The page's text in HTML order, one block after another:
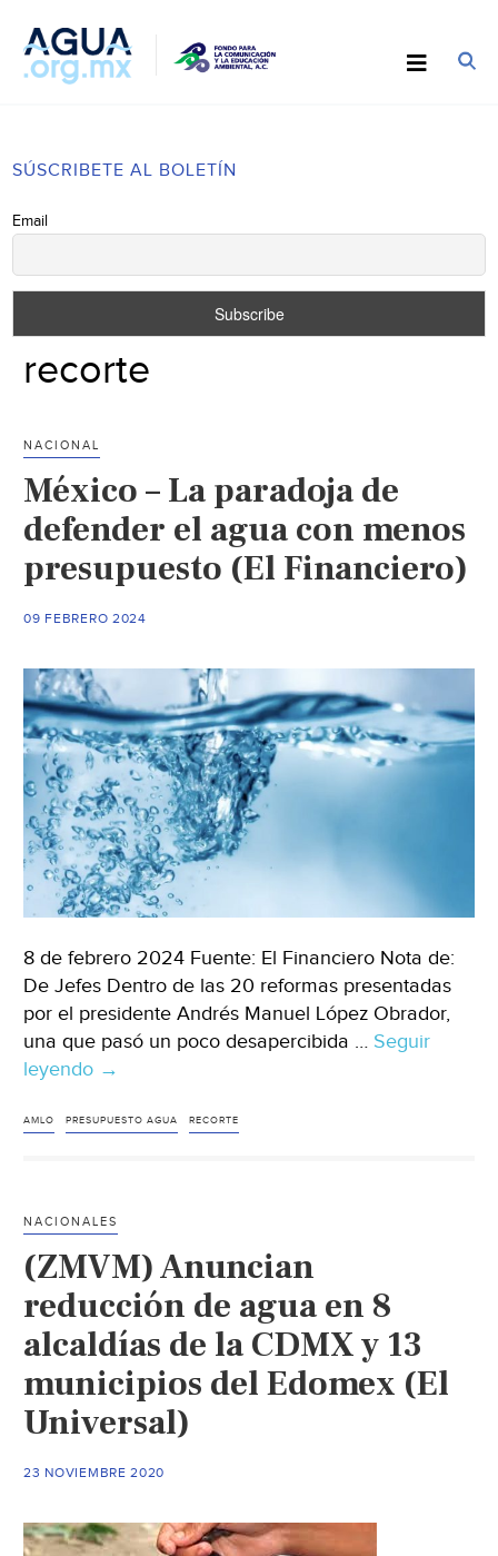
SÚSCRIBETE AL BOLETÍN
Email
recorte
NACIONAL
México – La paradoja de
defender el agua con menos
presupuesto (El Financiero)
09 FEBRERO 2024
8 de febrero 2024 Fuente: El Financiero Nota de:
De Jefes Dentro de las 20 reformas presentadas
por el presidente Andrés Manuel López Obrador,
una que pasó un poco desapercibida … Seguir
leyendo México
La
el
agua
menos
presupuesto
(El
Financiero)
→
AMLO PRESUPUESTO AGUA RECORTE
NACIONALES
(ZMVM) Anuncian
reducción de agua en 8
alcaldías de la CDMX y 13
municipios del Edomex (El
Universal)
23 NOVIEMBRE 2020